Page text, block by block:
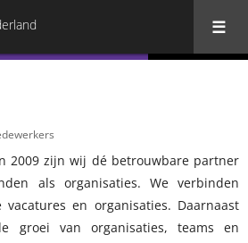
2009 zijn wij dé betrouwbare partner
als organisaties. We verbinden
en organisaties. Daarnaast
groei van organisaties, teams en